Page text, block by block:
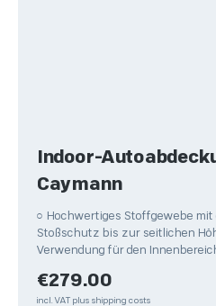
Indoor-
Caymann
○ Hochwertiges Stoffgewebe mit
Stoßschutz bis zur seitlichen
Verwendung für den
Regular price:
€279.00
incl. VAT plus shipping costs